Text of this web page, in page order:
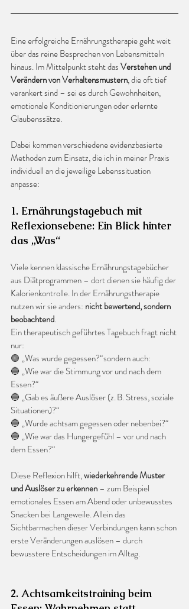
Eine erfolgreiche Ernährungstherapie geht weit
über das reine Besprechen von Lebensmitteln
hinaus. Im Mittelpunkt steht das Verstehen und
Verändern von Verhaltensmustern, die oft tief
verankert sind – sei es durch Gewohnheiten,
emotionale Konditionierungen oder erlernte
Glaubenssätze.
Dabei kommen verschiedene evidenzbasierte
Methoden zum Einsatz, die ich in meiner Praxis
individuell an die jeweilige Lebenssituation
anpasse:
1. Ernährungstagebuch mit
Reflexionsebene: Ein Blick hinter
das „Was“
Viele kennen klassische Ernährungstagebücher
aus Diätprogrammen – dort dienen sie häufig der
Kalorienkontrolle. In der Ernährungstherapie
nutzen wir sie anders: nicht bewertend, sondern
beobachtend.
Ein therapeutisch geführtes Tagebuch fragt nicht
nur:
🟢 „Was wurde gegessen?“sondern auch:
🔵 „Wie war die Stimmung vor und nach dem
Essen?“
🔵 „Gab es äußere Auslöser (z. B. Stress, soziale
Situationen)?“
🔵 „Wurde achtsam gegessen oder nebenbei?“
🔵 „Wie war das Hungergefühl – vor und nach
dem Essen?“
Diese Reflexion hilft, wiederkehrende Muster
und Auslöser zu erkennen – zum Beispiel
emotionales Essen am Abend oder unbewusstes
Snacken bei Langeweile. Allein das
Sichtbarmachen dieser Verbindungen kann schon
erste Veränderungen auslösen – durch
bewusstere Entscheidungen im Alltag.
2. Achtsamkeitstraining beim